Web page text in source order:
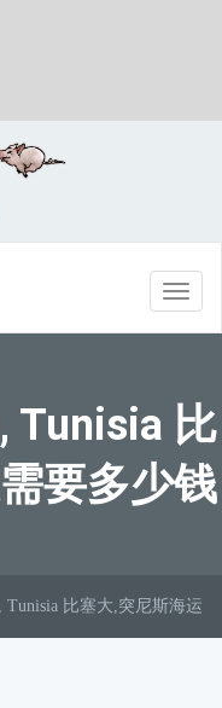
切
换
Tunisia 比
要多少钱
Tunisia 比塞大,突尼斯海运